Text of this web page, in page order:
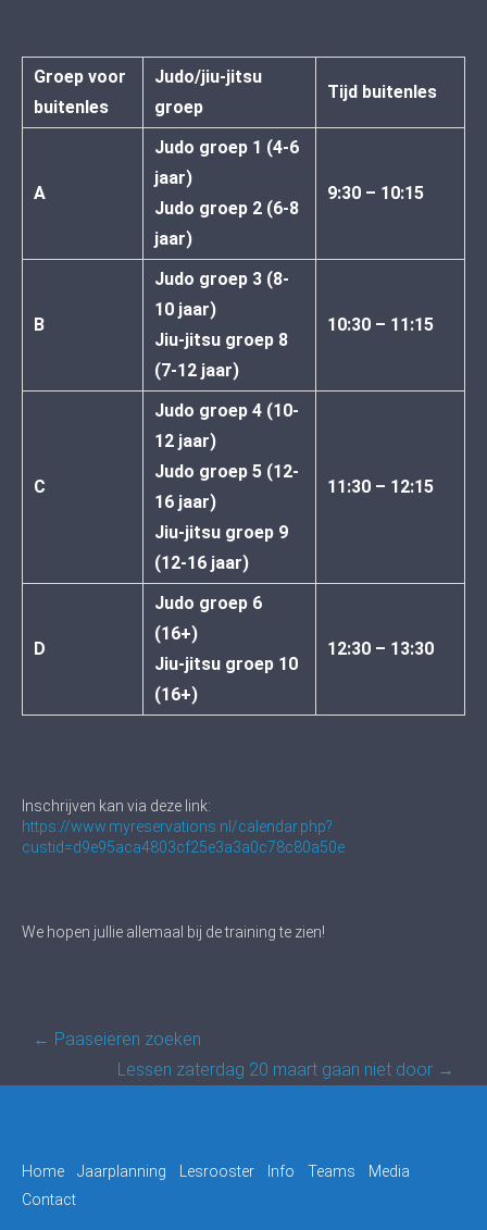
Groep voor
buitenles
Judo/jiu-jitsu
groep
Tijd buitenles
A
Judo groep 1 (4-6
jaar)
Judo groep 2 (6-8
jaar)
9:30 – 10:15
B
Judo groep 3 (8-
10 jaar)
Jiu-jitsu groep 8
(7-12 jaar)
10:30 – 11:15
C
Judo groep 4 (10-
12 jaar)
Judo groep 5 (12-
16 jaar)
Jiu-jitsu groep 9
(12-16 jaar)
11:30 – 12:15
D
Judo groep 6
(16+)
Jiu-jitsu groep 10
(16+)
12:30 – 13:30
Inschrijven kan via deze link:
https://www.myreservations.nl/calendar.php?
custid=d9e95aca4803cf25e3a3a0c78c80a50e
We hopen jullie allemaal bij de training te zien!
Post
navigation
← Paaseieren zoeken
Lessen zaterdag 20 maart gaan niet door →
Home Jaarplanning Lesrooster Info Teams
Media
Contact